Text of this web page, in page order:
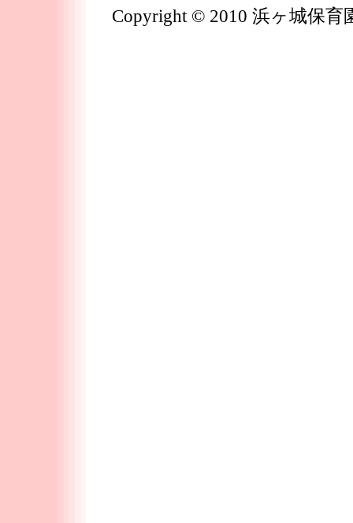
Copyright © 2010 浜ヶ城保育